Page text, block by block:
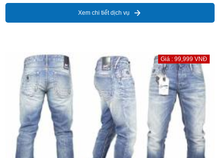
Xem chi tiết dịch vụ
Giá : 99,999 VNĐ